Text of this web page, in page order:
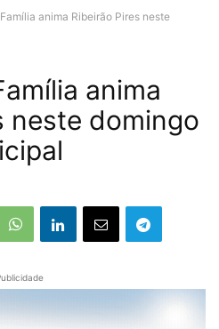
anima Ribeirão Pires neste
anima
neste domingo